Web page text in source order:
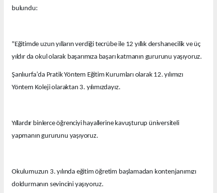
bulundu:
"Eğitimde uzun yılların verdiği tecrübe ile 12 yıllık dershanecilik ve üç
yıldır da okul olarak başarımıza başarı katmanın gururunu yaşıyoruz.
Şanlıurfa’da Pratik Yöntem Eğitim Kurumları olarak 12. yılımızı
Yöntem Koleji olaraktan 3. yılımızdayız.
Yıllardır binlerce öğrenciyi hayallerine kavuşturup üniversiteli
yapmanın gururunu yaşıyoruz.
Okulumuzun 3. yılında eğitim öğretim başlamadan kontenjanımızı
doldurmanın sevincini yaşıyoruz.